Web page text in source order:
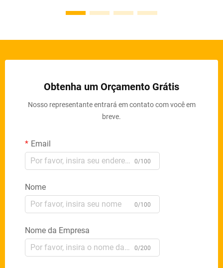
Obtenha um Orçamento Grátis
Nosso representante entrará em contato com você em
breve.
Email
0/100
Nome
0/100
Nome da Empresa
0/200